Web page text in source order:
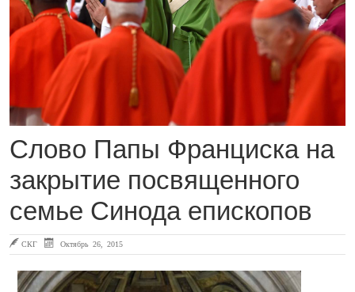
Слово Папы Франциска на
закрытие посвященного
семье Синода епископов
СКГ Октябрь 26, 2015